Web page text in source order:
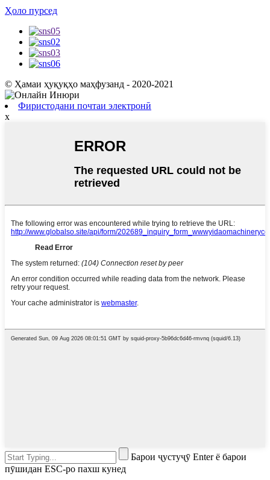
Ҳоло пурсед
© Ҳамаи ҳуқуқҳо маҳфузанд - 2020-2021
Фиристодани почтаи электронӣ
x
Барои ҷустуҷӯ Enter ё барои
пӯшидан ESC-ро пахш кунед